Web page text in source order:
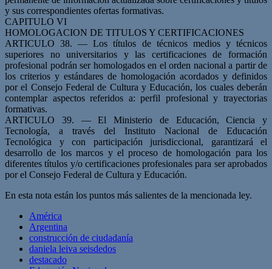
y sus correspondientes ofertas formativas.
CAPITULO VI
HOMOLOGACION DE TITULOS Y CERTIFICACIONES
ARTICULO 38. — Los títulos de técnicos medios y técnicos
superiores no universitarios y las certificaciones de formación
profesional podrán ser homologados en el orden nacional a partir de
los criterios y estándares de homologación acordados y definidos
por el Consejo Federal de Cultura y Educación, los cuales deberán
contemplar aspectos referidos a: perfil profesional y trayectorias
formativas.
ARTICULO 39. — El Ministerio de Educación, Ciencia y
Tecnología, a través del Instituto Nacional de Educación
Tecnológica y con participación jurisdiccional, garantizará el
desarrollo de los marcos y el proceso de homologación para los
diferentes títulos y/o certificaciones profesionales para ser aprobados
por el Consejo Federal de Cultura y Educación.
En esta nota están los puntos más salientes de la mencionada ley.
América
Argentina
construcción de ciudadanía
daniela leiva seisdedos
destacado